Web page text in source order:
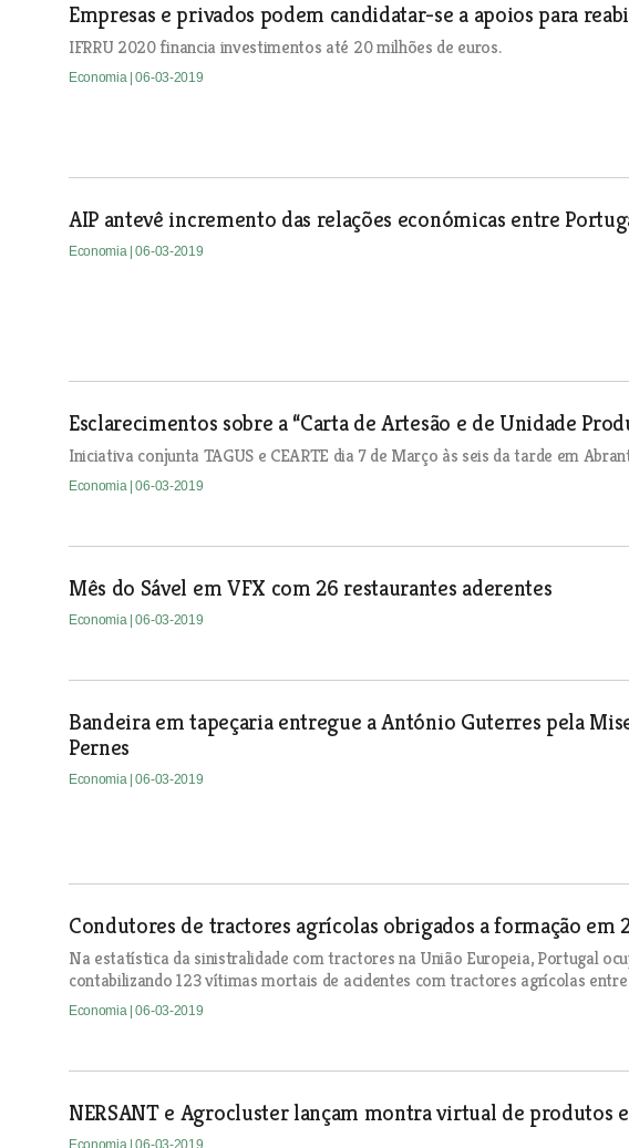
Empresas e privados podem candidatar-se a apoios para
IFRRU 2020 financia investimentos até 20 milhões de euros.
Economia | 06-03-2019
AIP antevê incremento das relações económicas entre
Economia | 06-03-2019
Esclarecimentos sobre a “Carta de Artesão e de Unidade
Iniciativa conjunta TAGUS e CEARTE dia 7 de Março às seis da tarde em
Economia | 06-03-2019
Mês do Sável em VFX com 26 restaurantes aderentes
Economia | 06-03-2019
Bandeira em tapeçaria entregue a António Guterres pela
Pernes
Economia | 06-03-2019
Condutores de tractores agrícolas obrigados a formação em
Na estatística da sinistralidade com tractores na União Europeia, Portugal
contabilizando 123 vítimas mortais de acidentes com tractores agrícolas entre
Economia | 06-03-2019
NERSANT e Agrocluster lançam montra virtual de produtos